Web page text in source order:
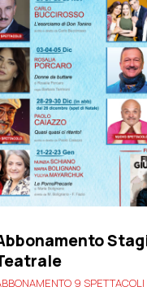
9 SPETTACOLI